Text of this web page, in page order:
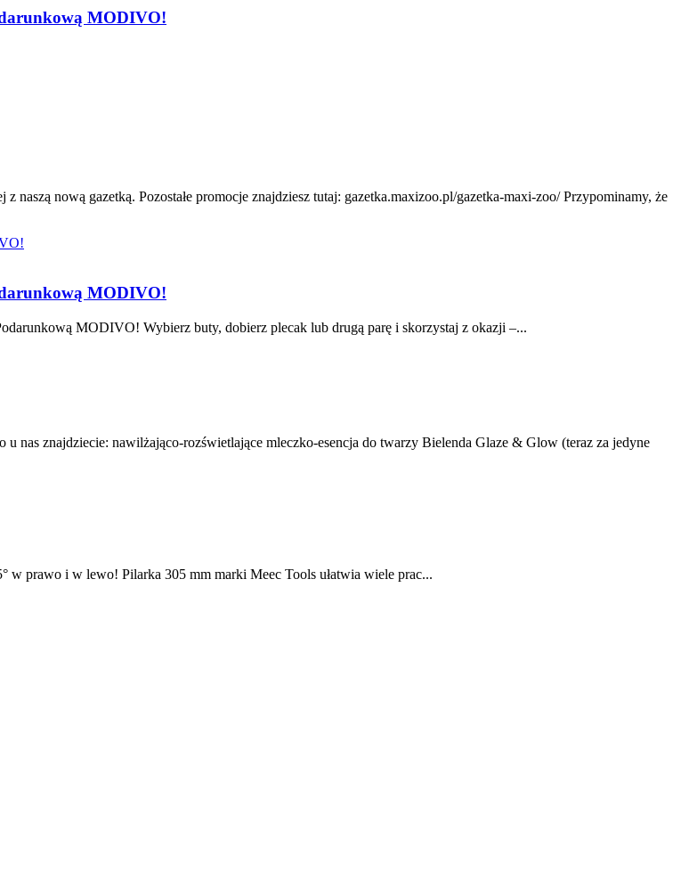
MODIVO!
nową gazetką. Pozostałe promocje znajdziesz tutaj: gazetka.maxizoo.pl/gazetka-maxi-zoo/ Przypominamy, że
MODIVO!
MODIVO! Wybierz buty, dobierz plecak lub drugą parę i skorzystaj z okazji –...
nas znajdziecie: nawilżająco-rozświetlające mleczko-esencja do twarzy Bielenda Glaze & Glow (teraz za jedyne
prawo i w lewo! Pilarka 305 mm marki Meec Tools ułatwia wiele prac...